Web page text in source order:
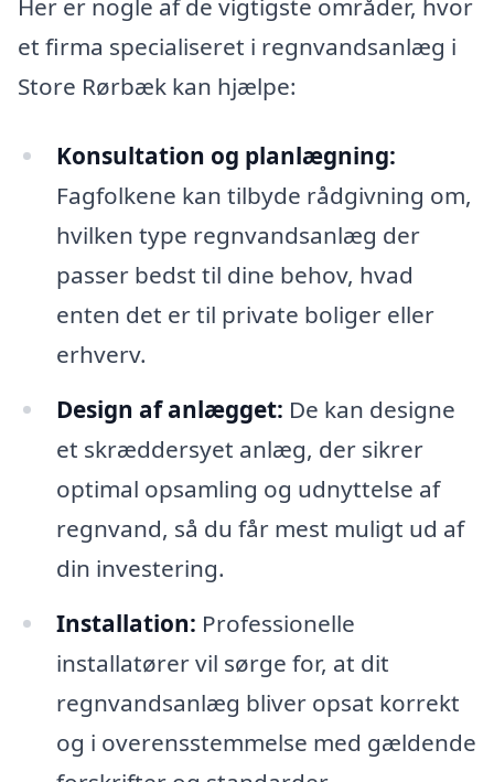
et firma specialiseret i regnvandsanlæg i
Store Rørbæk kan hjælpe:
Konsultation og planlægning:
Fagfolkene kan tilbyde rådgivning om,
hvilken type regnvandsanlæg der
passer bedst til dine behov, hvad
enten det er til private boliger eller
erhverv.
Design af anlægget: De kan designe
et skræddersyet anlæg, der sikrer
optimal opsamling og udnyttelse af
regnvand, så du får mest muligt ud af
din investering.
Installation: Professionelle
installatører vil sørge for, at dit
regnvandsanlæg bliver opsat korrekt
og i overensstemmelse med gældende